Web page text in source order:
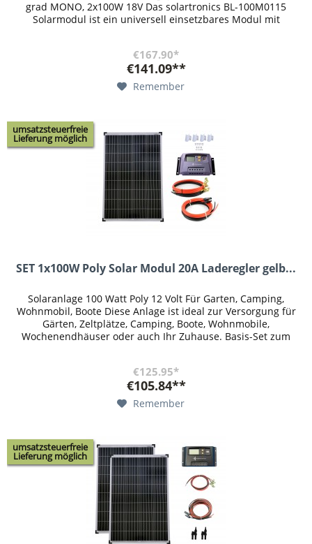
grad MONO, 2x100W 18V Das solartronics BL-100M0115
Solarmodul ist ein universell einsetzbares Modul mit
€167.90*
€141.09**
Remember
umsatzsteuerfreie
Lieferung möglich
SET 1x100W Poly Solar Modul 20A Laderegler gelb...
Solaranlage 100 Watt Poly 12 Volt Für Garten, Camping,
Wohnmobil, Boote Diese Anlage ist ideal zur Versorgung für
Gärten, Zeltplätze, Camping, Boote, Wohnmobile,
Wochenendhäuser oder auch Ihr Zuhause. Basis-Set zum
€125.95*
€105.84**
Remember
umsatzsteuerfreie
Lieferung möglich